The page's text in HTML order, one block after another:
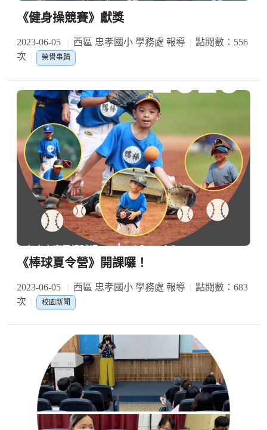
《健身操競賽》獻獎
2023-06-05 西區 忠孝國小 學務處 報導
點閱數：556
次
榮譽事蹟
《棒球夏令營》開課囉！
2023-06-05 西區 忠孝國小 學務處 報導
點閱數：683
次
校園新聞